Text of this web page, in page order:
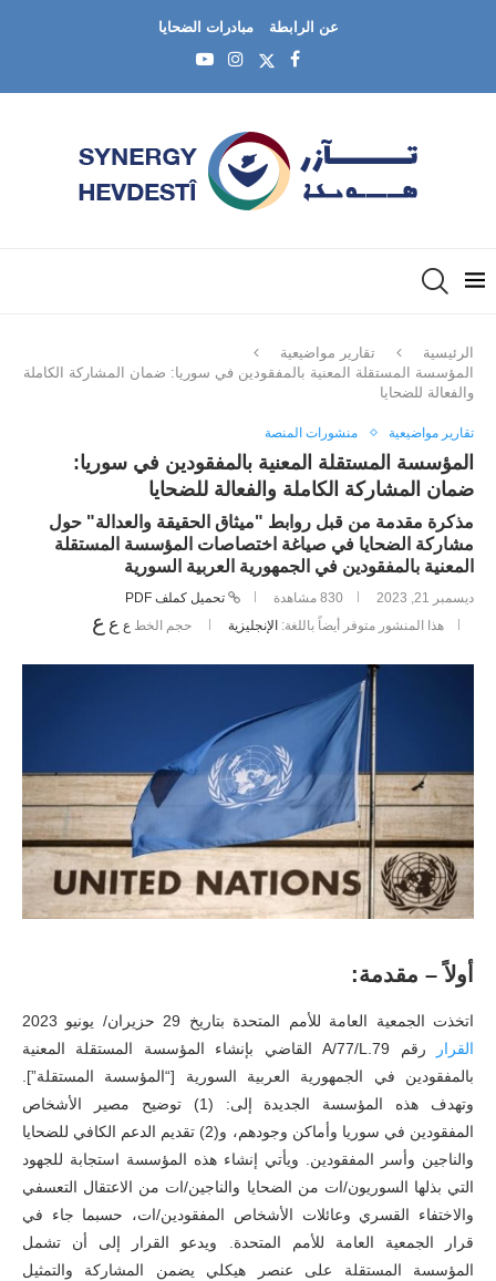
عن الرابطة مبادرات الضحايا
الرئيسية
تقارير مواضيعية
المؤسسة المستقلة المعنية بالمفقودين في سوريا: ضمان المشاركة الكاملة
والفعالة للضحايا
تقارير مواضيعية منشورات المنصة
المؤسسة المستقلة المعنية بالمفقودين في سوريا:
ضمان المشاركة الكاملة والفعالة للضحايا
مذكرة مقدمة من قبل روابط "ميثاق الحقيقة والعدالة" حول
مشاركة الضحايا في صياغة اختصاصات المؤسسة المستقلة
المعنية بالمفقودين في الجمهورية العربية السورية
ديسمبر 21, 2023 830 مشاهدة
تحميل كملف PDF
هذا المنشور متوفر أيضاً باللغة: الإنجليزية حجم الخط ع ع ع
أولاً – مقدمة:
اتخذت الجمعية العامة للأمم المتحدة بتاريخ 29 حزيران/ يونيو 2023
القرار
رقم A/77/L.79 القاضي بإنشاء المؤسسة المستقلة المعنية
بالمفقودين في الجمهورية العربية السورية [“المؤسسة المستقلة”].
وتهدف هذه المؤسسة الجديدة إلى: (1) توضيح مصير الأشخاص
المفقودين في سوريا وأماكن وجودهم، و(2) تقديم الدعم الكافي للضحايا
والناجين وأسر المفقودين. ويأتي إنشاء هذه المؤسسة استجابة للجهود
التي بذلها السوريون/ات من الضحايا والناجين/ات من الاعتقال التعسفي
والاختفاء القسري وعائلات الأشخاص المفقودين/ات، حسبما جاء في
قرار الجمعية العامة للأمم المتحدة. ويدعو القرار إلى أن تشمل
المؤسسة المستقلة على عنصر هيكلي يضمن المشاركة والتمثيل